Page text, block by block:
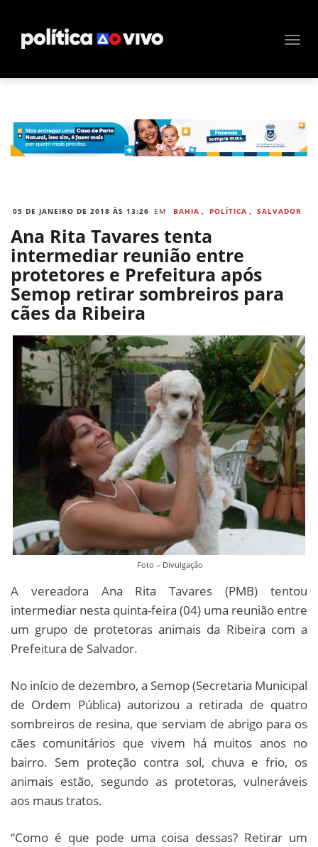
05 DE JANEIRO DE 2018 ÀS 13:26 EM BAHIA , POLÍTICA , SALVADOR
Ana Rita Tavares tenta
intermediar reunião entre
protetores e Prefeitura após
Semop retirar sombreiros para
cães da Ribeira
Foto – Divulgação
A vereadora Ana Rita Tavares (PMB) tentou
intermediar nesta quinta-feira (04) uma reunião entre
um grupo de protetoras animais da Ribeira com a
Prefeitura de Salvador.
No início de dezembro, a Semop (Secretaria Municipal
de Ordem Pública) autorizou a retirada de quatro
sombreiros de resina, que serviam de abrigo para os
cães comunitários que vivem há muitos anos no
bairro. Sem proteção contra sol, chuva e frio, os
animais estão, segundo as protetoras, vulneráveis
aos maus tratos.
“Como é que pode uma coisa dessas? Retirar um